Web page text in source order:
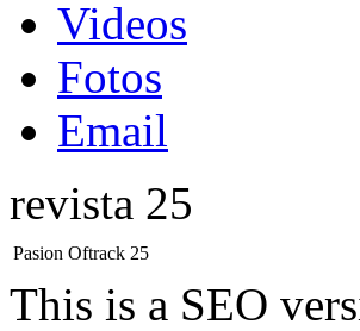
Videos
Fotos
Email
revista 25
Pasion Oftrack 25
This is a SEO